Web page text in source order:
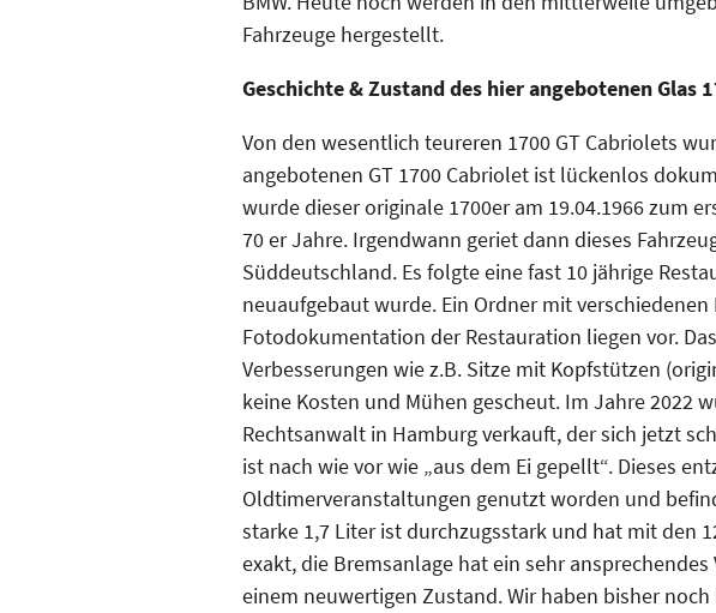
Fahrzeuge hergestellt.
Geschichte & Zustand des hier angebotenen Glas
Von den wesentlich teureren 1700 GT Cabriolets
angebotenen GT 1700 Cabriolet ist lückenlos
wurde dieser originale 1700er am 19.04.1966 zum
70 er Jahre. Irgendwann geriet dann dieses
Süddeutschland. Es folgte eine fast 10 jährige
neuaufgebaut wurde. Ein Ordner mit
Fotodokumentation der Restauration liegen vor.
Verbesserungen wie z.B. Sitze mit Kopfstützen
keine Kosten und Mühen gescheut. Im Jahre 2022
Rechtsanwalt in Hamburg verkauft, der sich jetzt
ist nach wie vor wie „aus dem Ei gepellt“. Dieses
Oldtimerveranstaltungen genutzt worden und
starke 1,7 Liter ist durchzugsstark und hat mit den
exakt, die Bremsanlage hat ein sehr
einem neuwertigen Zustand. Wir haben bisher